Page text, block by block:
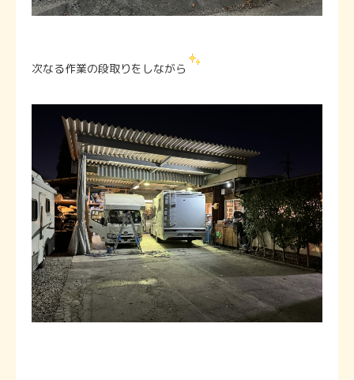
次なる作業の段取りをしながら